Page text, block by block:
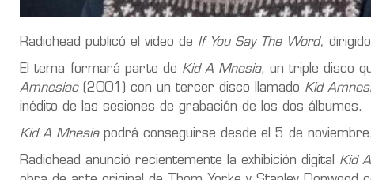
Radiohead publicó el video de If You Say The Word,
El tema formará parte de Kid A Mnesia, un triple disco
Amnesiac(2001) con un tercer disco llamado Kid
inédito de las sesiones de grabación de los dos álbumes.
Kid A Mnesiapodrá conseguirse desde el 5 de noviembre.
Radiohead anunció recientemente la exhibición digital Kid